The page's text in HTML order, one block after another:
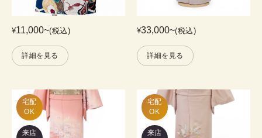
¥11,000~(税込)
詳細を見る
¥33,000~(税込)
詳細を見る
宅配
OK
来店
宅配
OK
来店